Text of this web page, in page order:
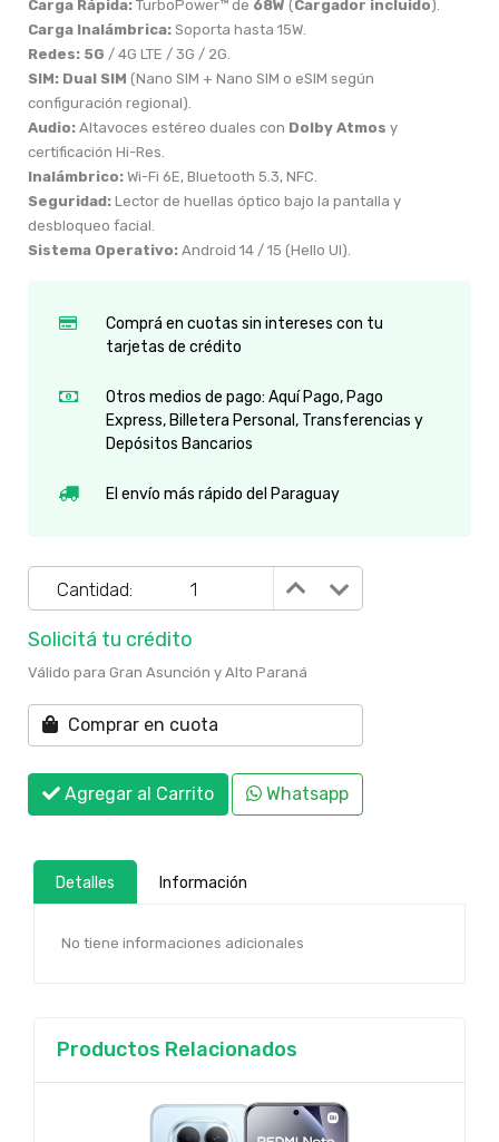
Carga Rápida: TurboPower™ de 68W (Cargador incluido).
Carga Inalámbrica: Soporta hasta 15W.
Redes: 5G / 4G LTE / 3G / 2G.
SIM: Dual SIM (Nano SIM + Nano SIM o eSIM según
configuración regional).
Audio: Altavoces estéreo duales con Dolby Atmos y
certificación Hi-Res.
Inalámbrico: Wi-Fi 6E, Bluetooth 5.3, NFC.
Seguridad: Lector de huellas óptico bajo la pantalla y
desbloqueo facial.
Sistema Operativo: Android 14 / 15 (Hello UI).
Comprá en cuotas sin intereses con tu
tarjetas de crédito
Otros medios de pago: Aquí Pago, Pago
Express, Billetera Personal, Transferencias y
Depósitos Bancarios
El envío más rápido del Paraguay
Cantidad:
Solicitá tu crédito
Válido para Gran Asunción y Alto Paraná
Comprar en cuota
Agregar al Carrito Whatsapp
Detalles Información
No tiene informaciones adicionales
Productos Relacionados